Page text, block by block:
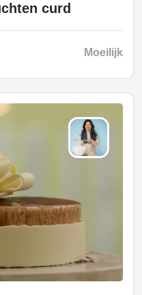
curd
Moeilijk